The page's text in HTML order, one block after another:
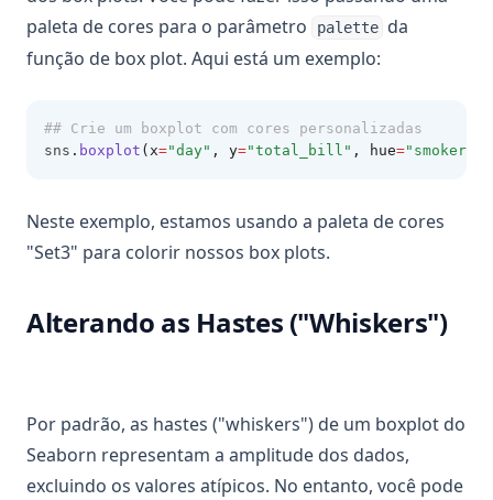
paleta de cores para o parâmetro
palette da
função de box plot. Aqui está um exemplo:
## Crie um boxplot com cores personalizadas
sns . boxplot (x="day" , y="total_bill" , hue="smoker"
Neste exemplo, estamos usando a paleta de cores
"Set3" para colorir nossos box plots.
Alterando as Hastes ("Whiskers")
Por padrão, as hastes ("whiskers") de um boxplot do
Seaborn representam a amplitude dos dados,
excluindo os valores atípicos. No entanto, você pode